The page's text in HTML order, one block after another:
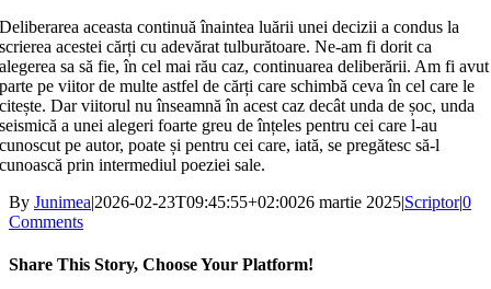
Deliberarea aceasta continuă înaintea luării unei decizii a condus la
scrierea acestei cărți cu adevărat tulburătoare. Ne-am fi dorit ca
alegerea sa să fie, în cel mai rău caz, continuarea deliberării. Am fi avut
parte pe viitor de multe astfel de cărți care schimbă ceva în cel care le
citește. Dar viitorul nu înseamnă în acest caz decât unda de șoc, unda
seismică a unei alegeri foarte greu de înțeles pentru cei care l-au
cunoscut pe autor, poate și pentru cei care, iată, se pregătesc să-l
cunoască prin intermediul poeziei sale.
By Junimea|2026-02-23T09:45:55+02:0026 martie 2025|Scriptor|0
Comments
Share This Story, Choose Your Platform!